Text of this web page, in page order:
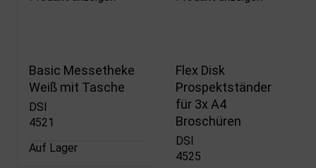
Basic Messetheke
Weiß mit Tasche
DSI
4521
Auf Lager
Flex Disk
Prospektständer
für 3x A4
Broschüren
DSI
4525